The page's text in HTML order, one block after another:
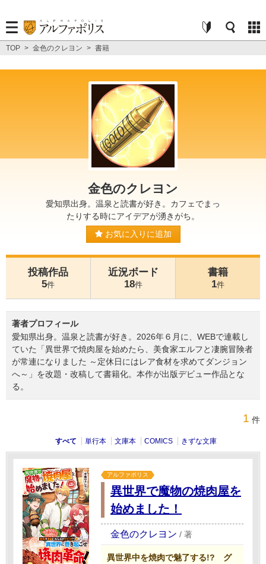
TOP > 金色のクレヨン > 書籍
金色のクレヨン
愛知県出身。温泉と読書が好き。カフェでまっ
たりする時にアイデアが湧きがち。
お気に入りに追加
投稿作品
5件
近況ボード
18件
書籍
1件
著者プロフィール
愛知県出身。温泉と読書が好き。2026年６月に、WEBで連載し
ていた「異世界で焼肉屋を始めたら、美食家エルフと凄腕冒険者
が常連になりました ～定休日にはレア食材を求めてダンジョン
へ～」を改題・改稿して書籍化。本作が出版デビュー作品とな
る。
1 件
すべて 単行本 文庫本 COMICS きずな文庫
アルファポリス
異世界で魔物の焼肉屋を
始めました！
金色のクレヨン / 著
異世界中を焼肉で魅了する!? グ